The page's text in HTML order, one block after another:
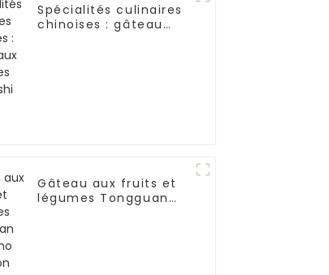
Spécialités culinaires
chinoises : gâteau
Gâteau aux fruits et
légumes Tongguan